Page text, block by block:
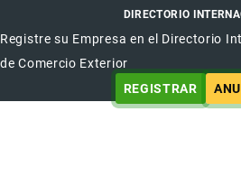
DIRECTORIO
Registre su Empresa en el Directorio
de Comercio Exterior
REGISTRAR